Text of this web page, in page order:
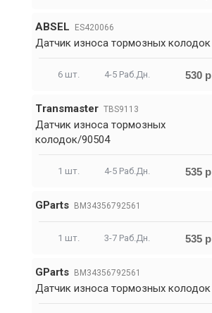
ABSEL ES420066
Датчик износа тормозных колодок
6 шт. 4-5 Раб.Дн. 530 р
Transmaster TBS9113
Датчик износа тормозных
колодок/90504
1 шт. 4-5 Раб.Дн. 535 р
GParts BM34356792561
1 шт. 3-7 Раб.Дн. 535 р
GParts BM34356792561
Датчик износа тормозных колодок